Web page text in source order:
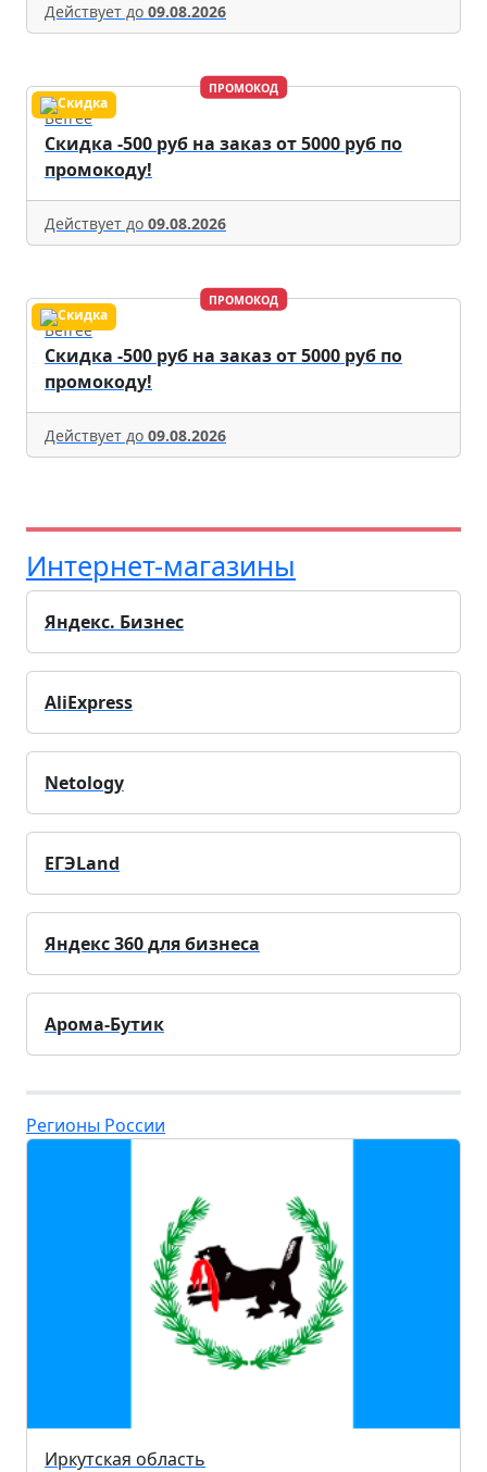
Действует до 09.08.2026
ПРОМОКОД
Befree
Скидка -500 руб на заказ от 5000 руб по
промокоду!
Действует до 09.08.2026
ПРОМОКОД
Befree
Скидка -500 руб на заказ от 5000 руб по
промокоду!
Действует до 09.08.2026
Интернет-магазины
Яндекс. Бизнес
AliExpress
Netology
ЕГЭLand
Яндекс 360 для бизнеса
Арома-Бутик
Регионы России
Иркутская область